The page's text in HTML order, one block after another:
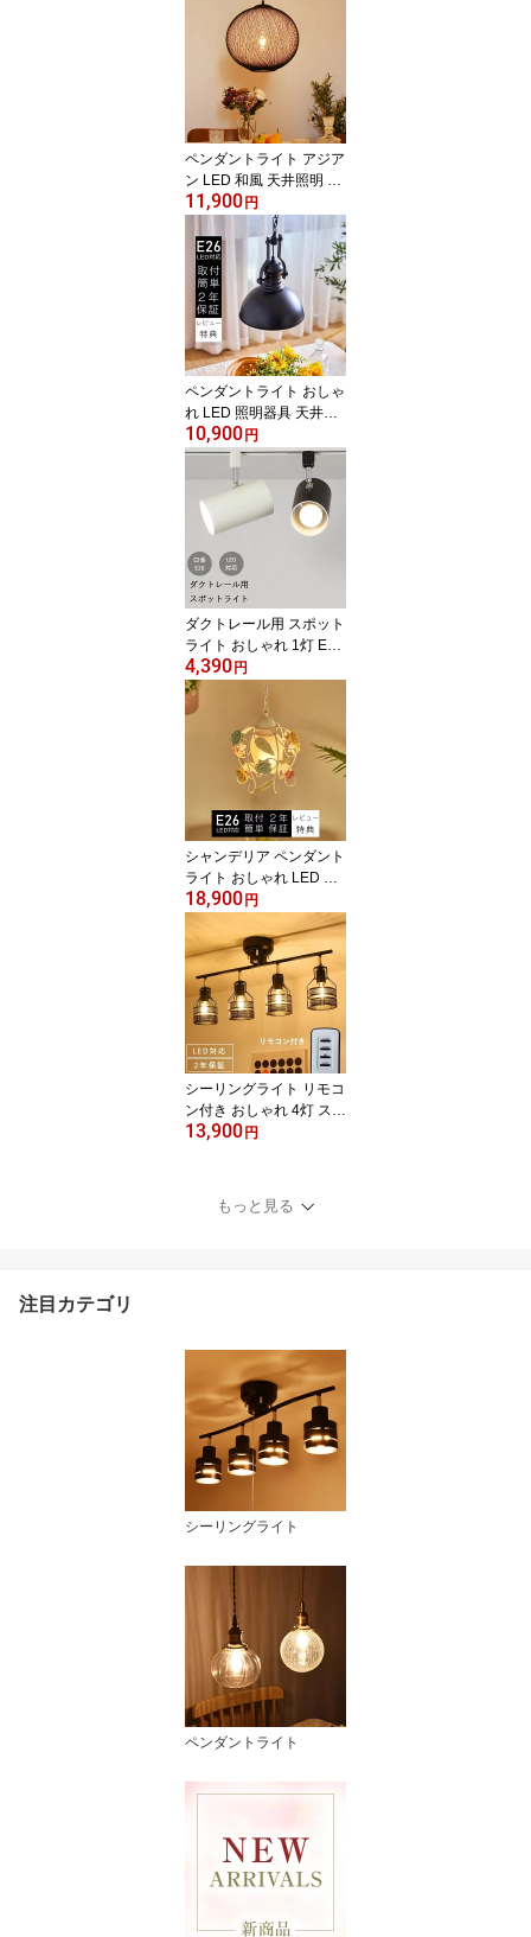
モダン 北欧 シンプル カ
フェ風 寝室 居間 リビン
グ ベッドルーム 書斎 人
気 ダイニング パピヨン
蝶 一人暮らし
ペンダントライト アジア
ン LED 和風 天井照明 照
明器具 和室 和モダン 旅
館 ホテル ベッドルーム
天然素材 自然 バリ島 南
国 リビング 吹き抜け 階
段 カフェ おしゃれ ボー
ル型 ナチュラル ダイニ
ング シンプル
11,900円
ペンダントライト おしゃ
れ LED 照明器具 天井照
明 北欧 工業的 無機質 イ
ンダストリアル アイアン
西海岸 スチール カフェ
ダイニング 食卓 ヴィン
テージ アメリカン キッ
チン ブルックリン レト
ロ モダン 男前
10,900円
ダクトレール用 スポット
ライト おしゃれ 1灯 E26
天井照明 照明器具 LED
対応 モダン 北欧 寝室 リ
ビング ダイニング ベッ
ドルーム 食卓 居間 シン
プル カフェ ナチュラル
間接照明 洋風 6畳 8畳 10
4,390円
シャンデリア ペンダント
ライト おしゃれ LED 天
井照明 かわいい 照明器
具 アンティーク ダイニ
ング 階段 吹き抜け ベッ
ドルーム 寝室 リビング
カフェ 食卓 花 薔薇 陶器
ヨーロッパ シャビー フ
レンチ 姫 姫系
18,900円
シーリングライト リモコ
ン付き おしゃれ 4灯 スポ
ットライト 天井照明 照
モダン 北欧 寝室 食卓 居
間 ベッドルーム シンプ
13,900円
もっと見る
注目カテゴリ
シーリングライト
ペンダントライト